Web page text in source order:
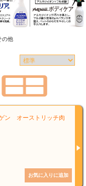
の他
ン オーストリッチ肉